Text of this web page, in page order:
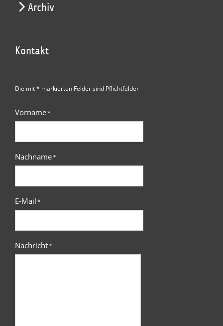
Archiv
Kontakt
Die mit * markierten Felder sind Pflichtfelder
Vorname*
Nachname*
E-Mail*
Nachricht*